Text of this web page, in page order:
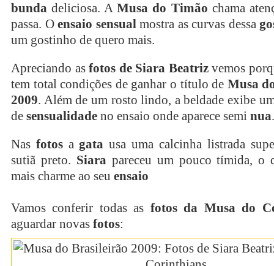
bunda deliciosa. AMusa do Timão chama
passa. O ensaio sensualmostra as curvas dessa
um gostinho de quero mais.
Apreciando asfotos de Siara Beatrizvemos
tem total condições de ganhar o título de Musa
2009. Além de um rosto lindo, a beldade exibe
de sensualidade no ensaio onde aparece semi nua.
Nas fotosagata usa uma calcinha listrada
sutiã preto. Siarapareceu um pouco tímida, o
mais charme ao seu ensaio
Vamos conferir todas as fotos da Musa do
aguardar novas fotos: